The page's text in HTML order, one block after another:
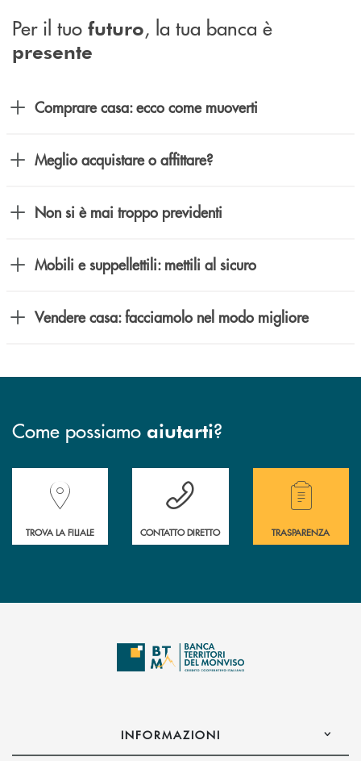
Per il tuo futuro, la tua banca è
presente
Comprare casa: ecco come muoverti
Meglio acquistare o affittare?
Non si è mai troppo previdenti
Mobili e suppellettili: mettili al sicuro
Vendere casa: facciamolo nel modo migliore
Come possiamo aiutarti?
Accedi all' elenco completo delle filiali della Banca.
TROVA LA FILIALE
Hai bisogno di assistenza immediata?
CONTATTO DIRETTO
Hai bisogno di
TRASPARENZA
INFORMAZIONI